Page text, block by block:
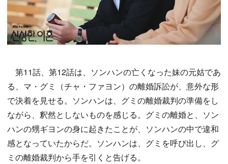
第11話、第12話は、ソンハンの亡くなった妹の元姑であ
る、マ・グミ（チャ・ファヨン）の離婚訴訟が、意外な形
で決着を見せる。ソンハンは、グミの離婚裁判の準備をし
ながら、釈然としないものを感じる。グミの離婚と、ソン
ハンの甥ギヨンの身に起きたことが、ソンハンの中で違和
感となっていたからだ。ソンハンは、グミを呼び出し、グ
ミの離婚裁判から手を引くと告げる。